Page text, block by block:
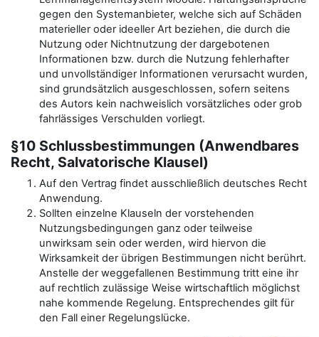
gegen den Systemanbieter, welche sich auf Schäden
materieller oder ideeller Art beziehen, die durch die
Nutzung oder Nichtnutzung der dargebotenen
Informationen bzw. durch die Nutzung fehlerhafter
und unvollständiger Informationen verursacht wurden,
sind grundsätzlich ausgeschlossen, sofern seitens
des Autors kein nachweislich vorsätzliches oder grob
fahrlässiges Verschulden vorliegt.
§10 Schlussbestimmungen (Anwendbares
Recht, Salvatorische Klausel)
Auf den Vertrag findet ausschließlich deutsches Recht
Anwendung.
Sollten einzelne Klauseln der vorstehenden
Nutzungsbedingungen ganz oder teilweise
unwirksam sein oder werden, wird hiervon die
Wirksamkeit der übrigen Bestimmungen nicht berührt.
Anstelle der weggefallenen Bestimmung tritt eine ihr
auf rechtlich zulässige Weise wirtschaftlich möglichst
nahe kommende Regelung. Entsprechendes gilt für
den Fall einer Regelungslücke.